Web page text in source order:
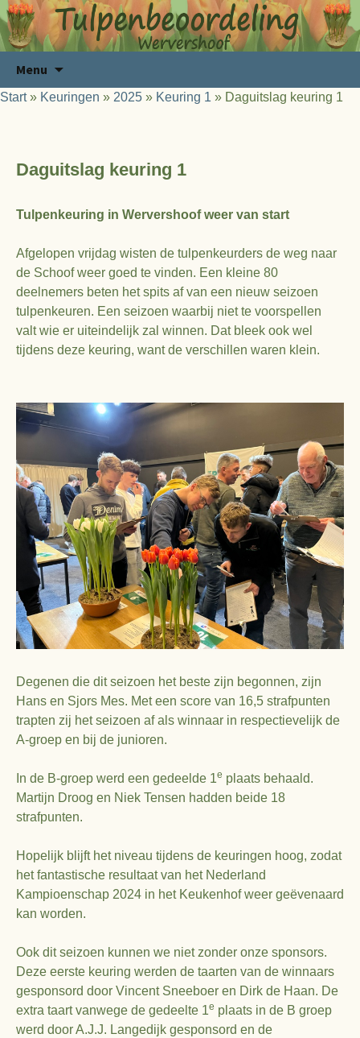
Menu
de
Start» Keuringen » 2025 » Keuring 1 » Daguitslag keuring 1
Daguitslag keuring 1
Tulpenkeuring in Wervershoof weer van start
Afgelopen vrijdag wisten de tulpenkeurders de weg naar
de Schoof weer goed te vinden. Een kleine 80
deelnemers beten het spits af van een nieuw seizoen
tulpenkeuren. Een seizoen waarbij niet te voorspellen
valt wie er uiteindelijk zal winnen. Dat bleek ook wel
tijdens deze keuring, want de verschillen waren klein.
Degenen die dit seizoen het beste zijn begonnen, zijn
Hans en Sjors Mes. Met een score van 16,5 strafpunten
trapten zij het seizoen af als winnaar in respectievelijk de
A-groep en bij de junioren.
In de B-groep werd een gedeelde 1e plaats behaald.
Martijn Droog en Niek Tensen hadden beide 18
strafpunten.
Hopelijk blijft het niveau tijdens de keuringen hoog, zodat
het fantastische resultaat van het Nederland
Kampioenschap 2024 in het Keukenhof weer geëvenaard
kan worden.
Ook dit seizoen kunnen we niet zonder onze sponsors.
Deze eerste keuring werden de taarten van de winnaars
gesponsord door Vincent Sneeboer en Dirk de Haan. De
extra taart vanwege de gedeelte 1e plaats in de B groep
werd door A.J.J. Langedijk gesponsord en de